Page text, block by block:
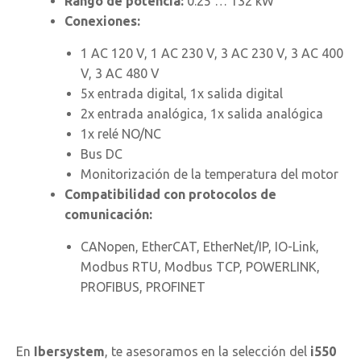
Conexiones:
1 AC 120 V, 1 AC 230 V, 3 AC 230 V, 3 AC 400
V, 3 AC 480 V
5x entrada digital, 1x salida digital
2x entrada analógica, 1x salida analógica
1x relé NO/NC
Bus DC
Monitorización de la temperatura del motor
Compatibilidad con protocolos de
comunicación:
CANopen, EtherCAT, EtherNet/IP, IO-Link,
Modbus RTU, Modbus TCP, POWERLINK,
PROFIBUS, PROFINET
En Ibersystem, te asesoramos en la selección del i550